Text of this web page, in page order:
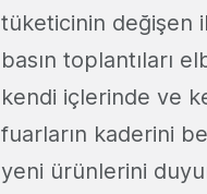
tüketicinin değişen
basın toplantıları
kendi içlerinde ve
fuarların kaderini
yeni ürünlerini